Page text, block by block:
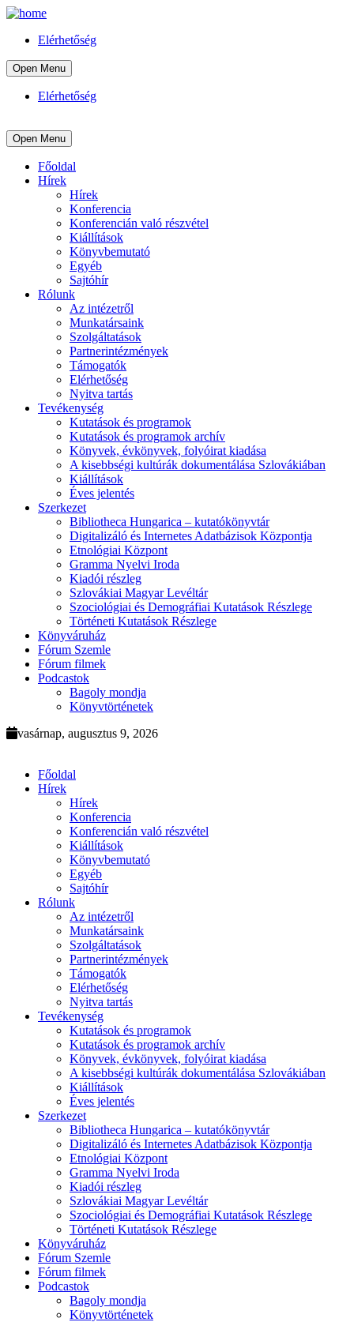
Elérhetőség
Open Menu
Elérhetőség
Open Menu
Főoldal
Hírek
Hírek
Konferencia
Konferencián való részvétel
Kiállítások
Könyvbemutató
Egyéb
Sajtóhír
Rólunk
Az intézetről
Munkatársaink
Szolgáltatások
Partnerintézmények
Támogatók
Elérhetőség
Nyitva tartás
Tevékenység
Kutatások és programok
Kutatások és programok archív
Könyvek, évkönyvek, folyóirat kiadása
A kisebbségi kultúrák dokumentálása Szlovákiában
Kiállítások
Éves jelentés
Szerkezet
Bibliotheca Hungarica – kutatókönyvtár
Digitalizáló és Internetes Adatbázisok Központja
Etnológiai Központ
Gramma Nyelvi Iroda
Kiadói részleg
Szlovákiai Magyar Levéltár
Szociológiai és Demográfiai Kutatások Részlege
Történeti Kutatások Részlege
Könyváruház
Fórum Szemle
Fórum filmek
Podcastok
Bagoly mondja
Könyvtörténetek
vasárnap, augusztus 9, 2026
Főoldal
Hírek
Hírek
Konferencia
Konferencián való részvétel
Kiállítások
Könyvbemutató
Egyéb
Sajtóhír
Rólunk
Az intézetről
Munkatársaink
Szolgáltatások
Partnerintézmények
Támogatók
Elérhetőség
Nyitva tartás
Tevékenység
Kutatások és programok
Kutatások és programok archív
Könyvek, évkönyvek, folyóirat kiadása
A kisebbségi kultúrák dokumentálása Szlovákiában
Kiállítások
Éves jelentés
Szerkezet
Bibliotheca Hungarica – kutatókönyvtár
Digitalizáló és Internetes Adatbázisok Központja
Etnológiai Központ
Gramma Nyelvi Iroda
Kiadói részleg
Szlovákiai Magyar Levéltár
Szociológiai és Demográfiai Kutatások Részlege
Történeti Kutatások Részlege
Könyváruház
Fórum Szemle
Fórum filmek
Podcastok
Bagoly mondja
Könyvtörténetek